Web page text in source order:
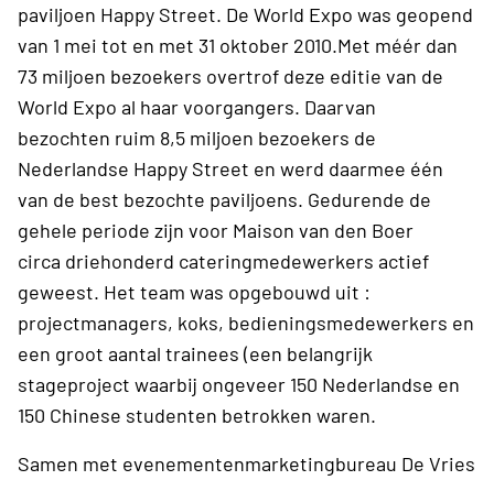
paviljoen Happy Street. De World Expo was geopend
van 1 mei tot en met 31 oktober 2010.Met méér dan
73 miljoen bezoekers overtrof deze editie van de
World Expo al haar voorgangers. Daarvan
bezochten ruim 8,5 miljoen bezoekers de
Nederlandse Happy Street en werd daarmee één
van de best bezochte paviljoens. Gedurende de
gehele periode zijn voor Maison van den Boer
circa driehonderd cateringmedewerkers actief
geweest. Het team was opgebouwd uit :
projectmanagers, koks, bedieningsmedewerkers en
een groot aantal trainees (een belangrijk
stageproject waarbij ongeveer 150 Nederlandse en
150 Chinese studenten betrokken waren.
Samen met evenementenmarketingbureau De Vries